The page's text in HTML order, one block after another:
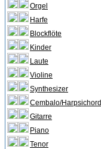
Orgel
Harfe
Blockflöte
Kinder
Laute
Violine
Synthesizer
Cembalo/Harpsichord
Gitarre
Piano
Tenor